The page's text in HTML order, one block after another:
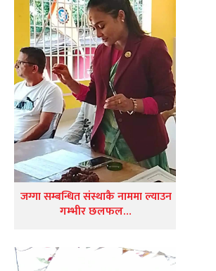
जग्गा सम्बन्धित संस्थाकै नाममा ल्याउन
गम्भीर छलफल…